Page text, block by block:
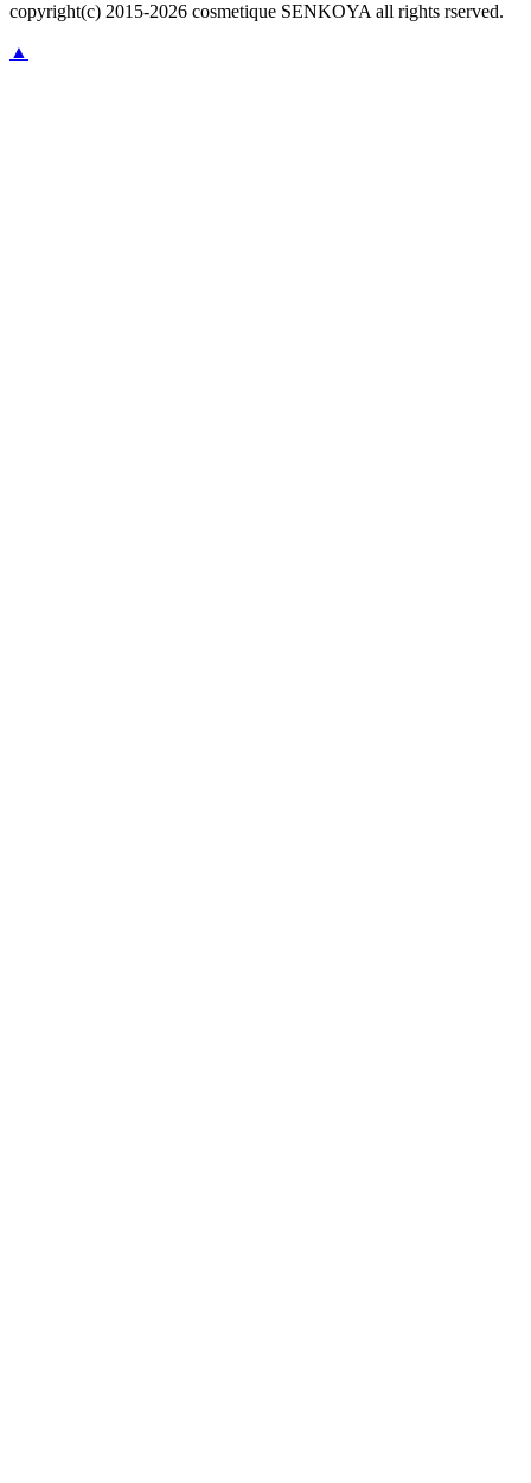
copyright(c) 2015-2026 cosmetique SENKOYA all rights rserved.
▲